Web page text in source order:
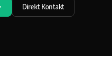
Direkt Kontakt